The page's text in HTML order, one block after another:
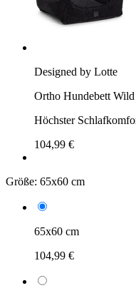
Designed by Lotte
Ortho Hundebett
Höchster
104,99 €
Größe: 65x60 cm
65x60 cm
104,99 €